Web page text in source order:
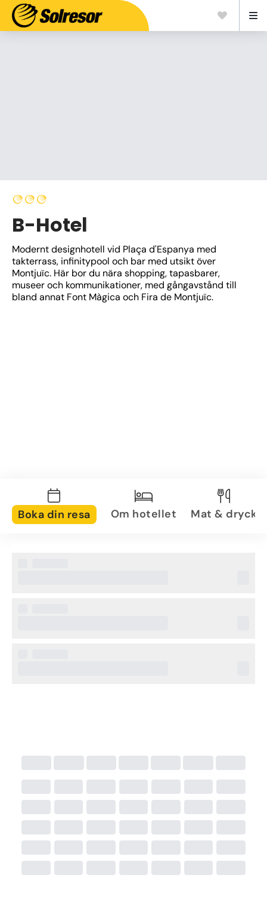
B-Hotel
Modernt designhotell vid Plaça d'Espanya med
takterrass, infinitypool och bar med utsikt över
Montjuïc. Här bor du nära shopping, tapasbarer,
museer och kommunikationer, med gångavstånd till
bland annat Font Màgica och Fira de Montjuïc.
Boka din resa Om hotellet Mat & dryck